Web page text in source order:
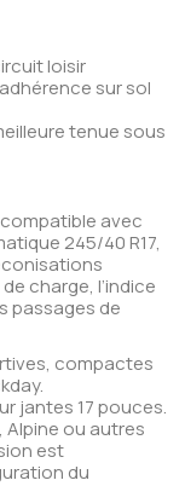
loisir
sur sol
tenue sous
avec
245/40 R17,
charge, l’indice
passages de
compactes
jantes 17 pouces.
Alpine ou autres
est
du